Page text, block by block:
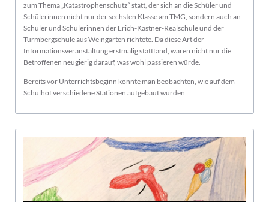
zum Thema „Katastrophenschutz“ statt, der sich an die Schüler und
Schülerinnen nicht nur der sechsten Klasse am TMG, sondern auch an
Schüler und Schülerinnen der Erich-Kästner-Realschule und der
Turmbergschule aus Weingarten richtete. Da diese Art der
Informationsveranstaltung erstmalig stattfand, waren nicht nur die
Betroffenen neugierig darauf, was wohl passieren würde.
Bereits vor Unterrichtsbeginn konnte man beobachten, wie auf dem
Schulhof verschiedene Stationen aufgebaut wurden: